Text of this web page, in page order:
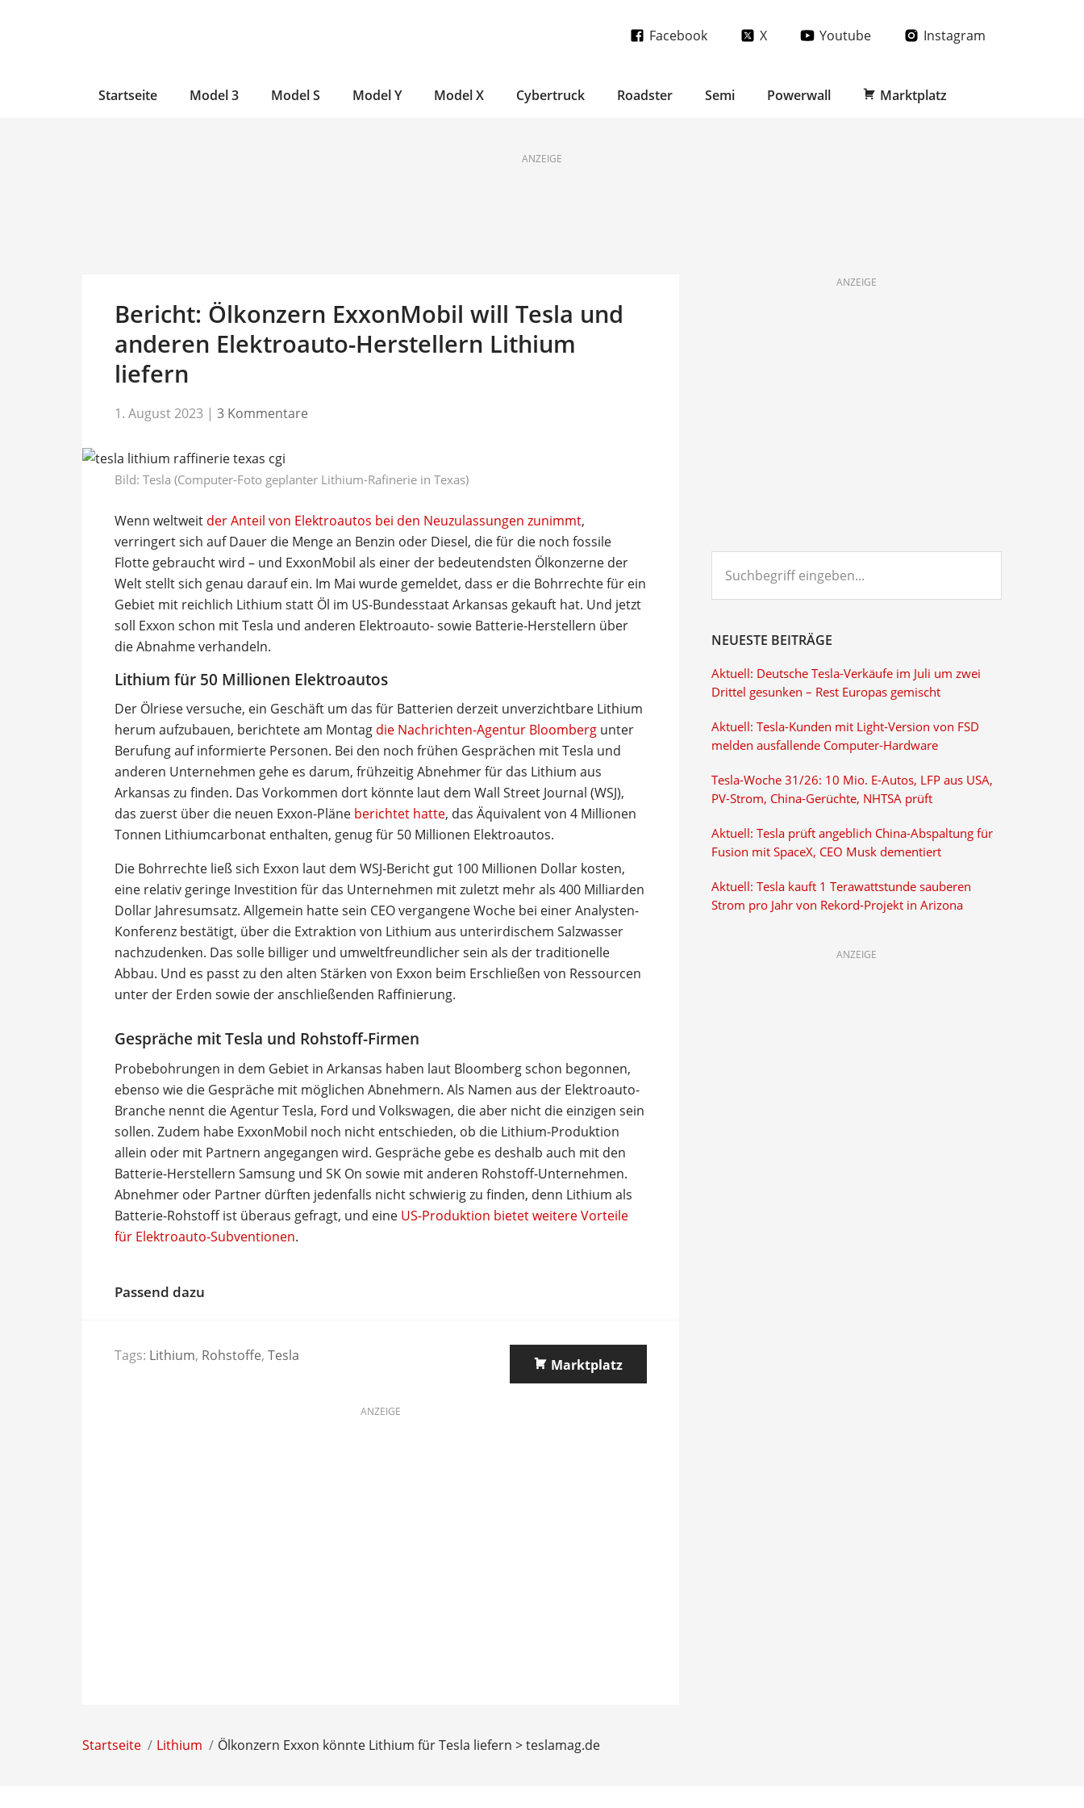
Facebook X Youtube Instagram
Startseite Model 3 Model S Model Y Model X Cybertruck Roadster Semi Powerwall Marktplatz
ANZEIGE
Bericht: Ölkonzern ExxonMobil will Tesla und
anderen Elektroauto-Herstellern Lithium
liefern
1. August 2023 | 3 Kommentare
Bild: Tesla (Computer-Foto geplanter Lithium-Rafinerie in Texas)
Wenn weltweit der Anteil von Elektroautos bei den Neuzulassungen zunimmt,
verringert sich auf Dauer die Menge an Benzin oder Diesel, die für die noch fossile
Flotte gebraucht wird – und ExxonMobil als einer der bedeutendsten Ölkonzerne der
Welt stellt sich genau darauf ein. Im Mai wurde gemeldet, dass er die Bohrrechte für ein
Gebiet mit reichlich Lithium statt Öl im US-Bundesstaat Arkansas gekauft hat. Und jetzt
soll Exxon schon mit Tesla und anderen Elektroauto- sowie Batterie-Herstellern über
die Abnahme verhandeln.
Lithium für 50 Millionen Elektroautos
Der Ölriese versuche, ein Geschäft um das für Batterien derzeit unverzichtbare Lithium
herum aufzubauen, berichtete am Montag die Nachrichten-Agentur Bloomberg unter
Berufung auf informierte Personen. Bei den noch frühen Gesprächen mit Tesla und
anderen Unternehmen gehe es darum, frühzeitig Abnehmer für das Lithium aus
Arkansas zu finden. Das Vorkommen dort könnte laut dem Wall Street Journal (WSJ),
das zuerst über die neuen Exxon-Pläne berichtet hatte, das Äquivalent von 4 Millionen
Tonnen Lithiumcarbonat enthalten, genug für 50 Millionen Elektroautos.
Die Bohrrechte ließ sich Exxon laut dem WSJ-Bericht gut 100 Millionen Dollar kosten,
eine relativ geringe Investition für das Unternehmen mit zuletzt mehr als 400 Milliarden
Dollar Jahresumsatz. Allgemein hatte sein CEO vergangene Woche bei einer Analysten-
Konferenz bestätigt, über die Extraktion von Lithium aus unterirdischem Salzwasser
nachzudenken. Das solle billiger und umweltfreundlicher sein als der traditionelle
Abbau. Und es passt zu den alten Stärken von Exxon beim Erschließen von Ressourcen
unter der Erden sowie der anschließenden Raffinierung.
Gespräche mit Tesla und Rohstoff-Firmen
Probebohrungen in dem Gebiet in Arkansas haben laut Bloomberg schon begonnen,
ebenso wie die Gespräche mit möglichen Abnehmern. Als Namen aus der Elektroauto-
Branche nennt die Agentur Tesla, Ford und Volkswagen, die aber nicht die einzigen sein
sollen. Zudem habe ExxonMobil noch nicht entschieden, ob die Lithium-Produktion
allein oder mit Partnern angegangen wird. Gespräche gebe es deshalb auch mit den
Batterie-Herstellern Samsung und SK On sowie mit anderen Rohstoff-Unternehmen.
Abnehmer oder Partner dürften jedenfalls nicht schwierig zu finden, denn Lithium als
Batterie-Rohstoff ist überaus gefragt, und eine US-Produktion bietet weitere Vorteile
für Elektroauto-Subventionen.
Passend dazu
Tags: Lithium, Rohstoffe, Tesla
Marktplatz
ANZEIGE
ANZEIGE
eingeben...
NEUESTE BEITRÄGE
Aktuell: Deutsche Tesla-Verkäufe im Juli um zwei
Drittel gesunken – Rest Europas gemischt
Aktuell: Tesla-Kunden mit Light-Version von FSD
melden ausfallende Computer-Hardware
Tesla-Woche 31/26: 10 Mio. E-Autos, LFP aus USA,
PV-Strom, China-Gerüchte, NHTSA prüft
Aktuell: Tesla prüft angeblich China-Abspaltung für
Fusion mit SpaceX, CEO Musk dementiert
Aktuell: Tesla kauft 1 Terawattstunde sauberen
Strom pro Jahr von Rekord-Projekt in Arizona
ANZEIGE
Startseite Lithium Ölkonzern Exxon könnte Lithium für Tesla liefern > teslamag.de